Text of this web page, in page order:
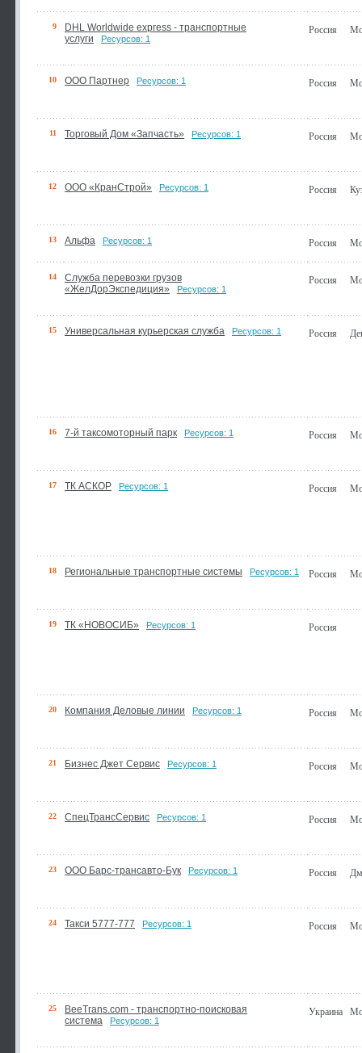
9
DHL Worldwide express - транспортные
услуги
Ресурсов: 1
Россия
10 ООО Партнер Ресурсов: 1 Россия
11 Торговый Дом «Запчасть» Ресурсов: 1 Россия
12 ООО «КранСтрой» Ресурсов: 1 Россия
13 Альфа Ресурсов: 1 Россия
14
Служба перевозки грузов
«ЖелДорЭкспедиция»
Ресурсов: 1
Россия
15 Универсальная курьерская служба Ресурсов: 1 Россия
16 7-й таксомоторный парк Ресурсов: 1 Россия
17 ТК АСКОР Ресурсов: 1 Россия
18 Региональные транспортные системы Ресурсов: 1 Россия
19 ТК «НОВОСИБ» Ресурсов: 1 Россия
20 Компания Деловые линии Ресурсов: 1 Россия
21 Бизнес Джет Сервис Ресурсов: 1 Россия
22 СпецТрансСервис Ресурсов: 1 Россия
23 ООО Барс-трансавто-Бук Ресурсов: 1 Россия
24 Такси 5777-777 Ресурсов: 1 Россия
25
BeeTrans.com - транспортно-поисковая
система
Ресурсов: 1
Украина